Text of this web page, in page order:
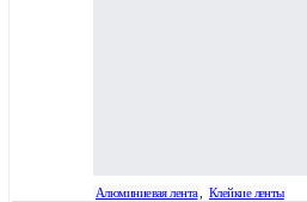
Алюминиевая лента Клейкие ленты